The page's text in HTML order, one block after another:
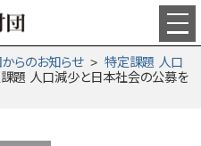
らの­お知らせ> 特定課題 人口
題 人口減少と日本社会の公募を